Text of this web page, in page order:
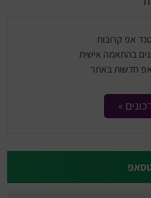
אפ קרובות
בהתאמה אישית
חדשות באתר
»